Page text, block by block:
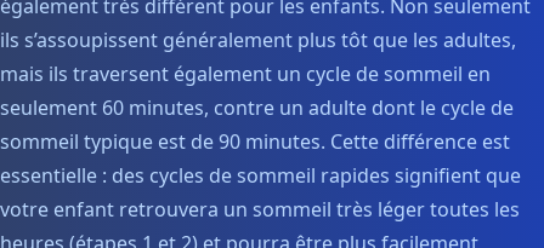
également très différent pour les enfants. Non seulement
ils s’assoupissent généralement plus tôt que les adultes,
mais ils traversent également un cycle de sommeil en
seulement 60 minutes, contre un adulte dont le cycle de
sommeil typique est de 90 minutes. Cette différence est
essentielle : des cycles de sommeil rapides signifient que
votre enfant retrouvera un sommeil très léger toutes les